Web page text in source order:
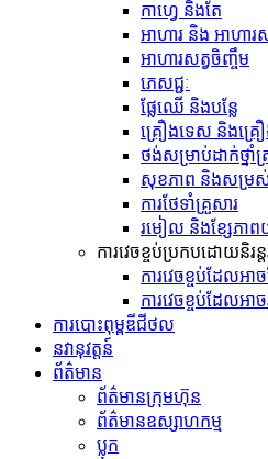
កាហ្វេ និងតែ
អាហារ និង អាហារ
អាហារសត្វចិញ្ចឹម
ភេសជ្ជៈ
ផ្លែឈើ និងបន្លែ
គ្រឿងទេស និង​គ្រ
ថង់​សម្រាប់​ដាក់​ថ្ន
សុខភាព និងសម្រ
ការថែទាំគ្រួសារ
រមៀល និងខ្សែភាព
ការវេចខ្ចប់ប្រកបដោយនិរន្
ការវេចខ្ចប់ដែលអា
ការវេចខ្ចប់ដែលអ
ការបោះពុម្ពឌីជីថល
នវានុវត្តន៍
ព័ត៌មាន
ព័ត៌មានក្រុមហ៊ុន
ព័ត៌មានឧស្សាហកម្ម
ប្លុក